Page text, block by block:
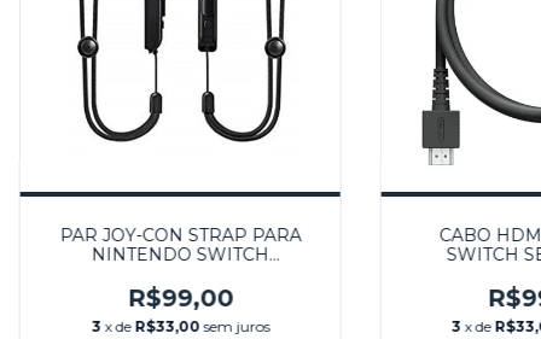
PAR JOY-CON STRAP PARA
NINTENDO SWITCH
SWITCH
R$99,00
3 x de R$33,00 sem juros
CABO
SWITCH
3 x de